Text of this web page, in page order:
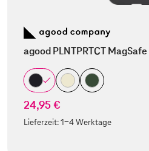
agood PLNTPRTCT
24,95 €
Lieferzeit:1-4 Werktage